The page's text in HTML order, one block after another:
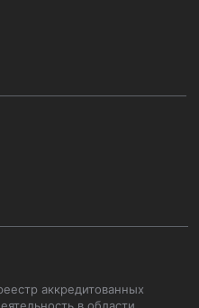
аккредитованных